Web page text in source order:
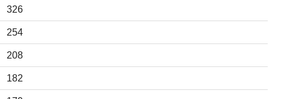
326
254
208
182